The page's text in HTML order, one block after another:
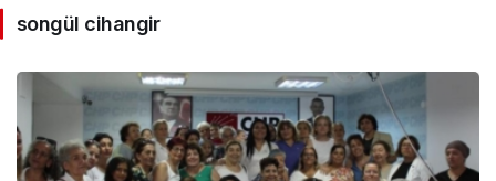
songül cihangir